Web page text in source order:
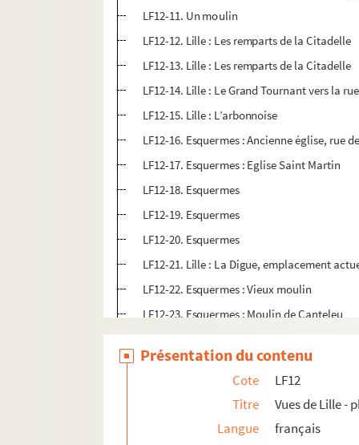
LF12-11. Un moulin
LF12-12. Lille : Les remparts de la Citadelle
LF12-13. Lille : Les remparts de la Citadelle
LF12-14. Lille : Le Grand Tournant vers la
LF12-15. Lille : L’arbonnoise
LF12-16. Esquermes : Ancienne église, rue
LF12-17. Esquermes : Eglise Saint Martin
LF12-18. Esquermes
LF12-19. Esquermes
LF12-20. Esquermes
LF12-21. Lille : La Digue, emplacement
LF12-22. Esquermes : Vieux moulin
LF12-23. Esquermes : Moulin de Canteleu
LF12-24. Lille : Vieux moulin de
LF12-25. Lille : Vieux moulin de Wazemmes
LF12-26. Lille : Le canal de Weppes, rue
LF12-27. Lille : Le canal des Araignées
LF12-28. Lille : Le canal de l’Arc (aquarelle
Présentation du contenu
Cote
LF12
Titre
Vues de Lille -
Langue
français